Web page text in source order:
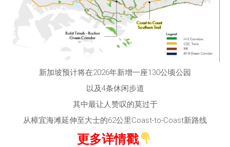
新加坡预计将在2026年新增一座130公顷公园
以及4条休闲步道
其中最让人赞叹的莫过于
从樟宜海滩延伸至大士的62公里Coast-to-Coast新路线
更多详情戳